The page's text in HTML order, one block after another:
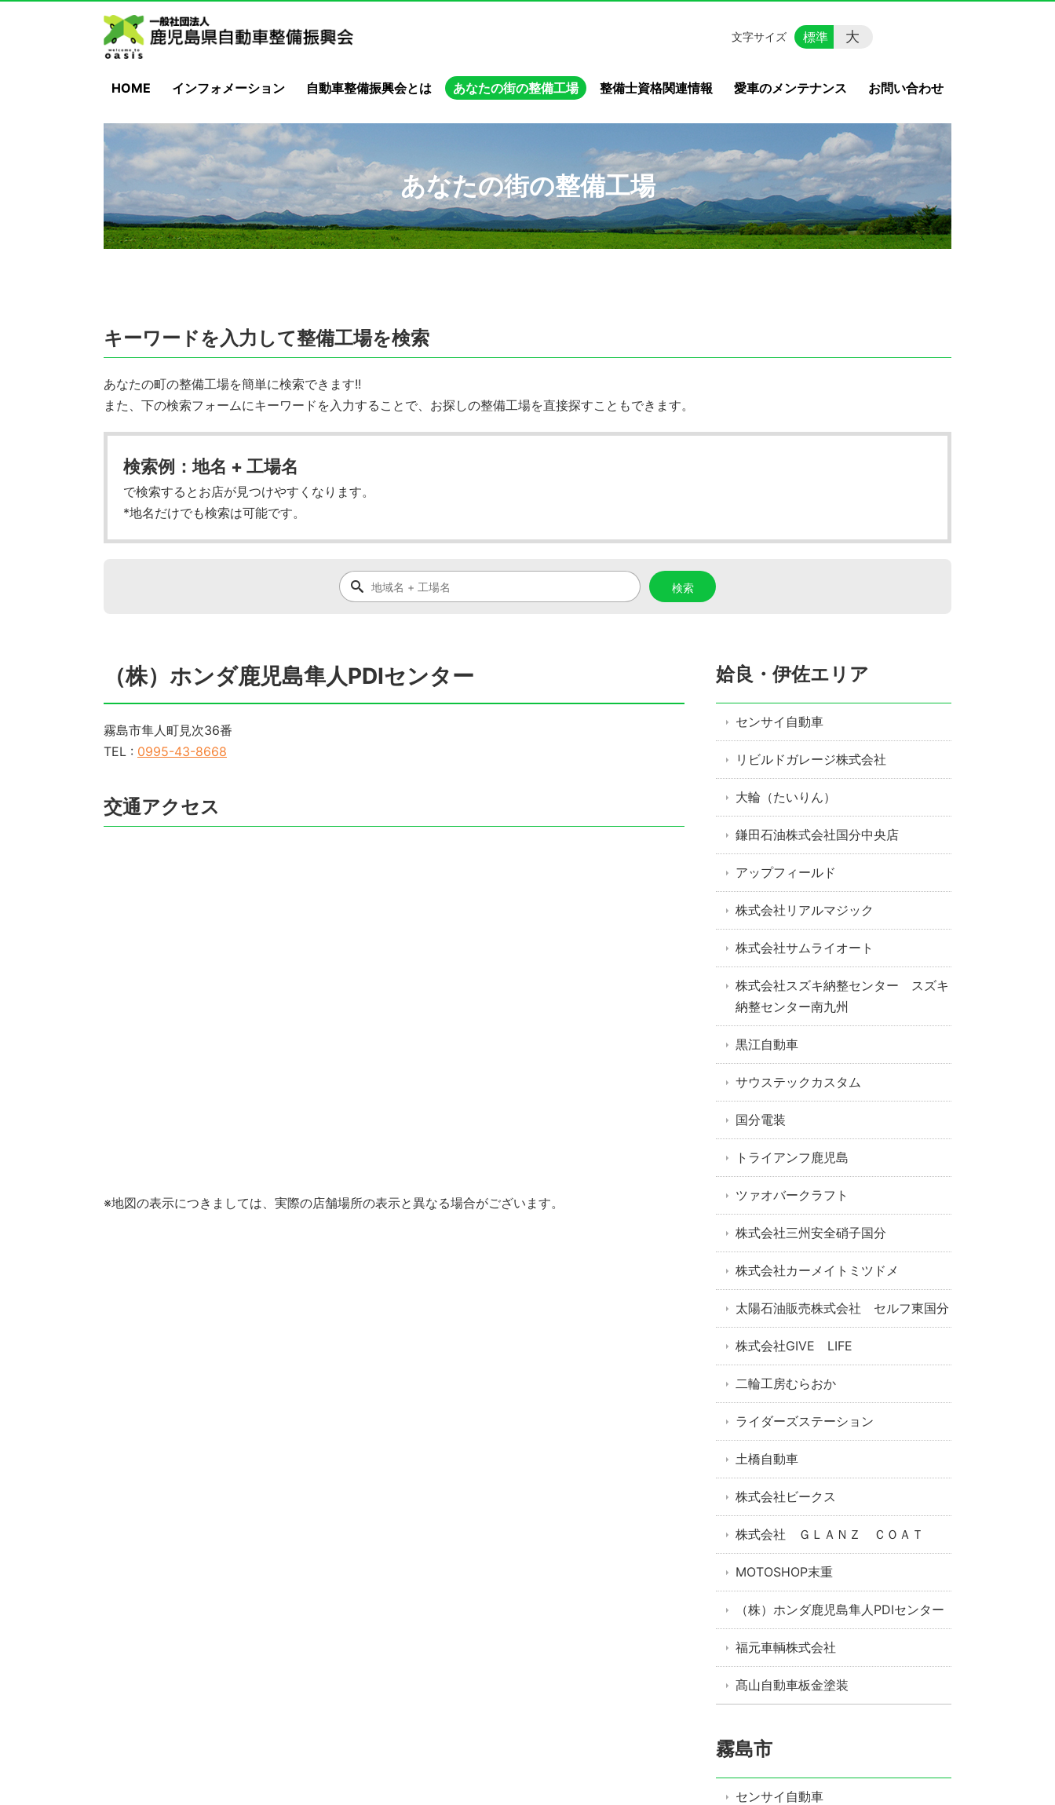
HOME インフォメーション 自動車整備振興会とは あなたの街の整備工場 整備士資格関連情報 愛車のメンテナンス お問い合わせ
文字サイズ 標準 大
あなたの街の整備工場
キーワードを入力して整備工場を検索
あなたの町の整備工場を簡単に検索できます!!
また、下の検索フォームにキーワードを入力することで、お探しの整備工場を直接探すこともできます。
検索例：地名 + 工場名
で検索するとお店が見つけやすくなります。
*地名だけでも検索は可能です。
（株）ホンダ鹿児島隼人PDIセンター
霧島市隼人町見次36番
TEL : 0995-43-8668
交通アクセス
※地図の表示につきましては、実際の店舗場所の表示と異なる場合がございます。
姶良・伊佐エリア
センサイ自動車
リビルドガレージ株式会社
大輪（たいりん）
鎌田石油株式会社国分中央店
アップフィールド
株式会社リアルマジック
株式会社サムライオート
株式会社スズキ納整センター スズキ
納整センター南九州
黒江自動車
サウステックカスタム
国分電装
トライアンフ鹿児島
ツァオバークラフト
株式会社三州安全硝子国分
株式会社カーメイトミツドメ
太陽石油販売株式会社 セルフ東国分
株式会社GIVE LIFE
二輪工房むらおか
ライダーズステーション
土橋自動車
株式会社ビークス
株式会社 ＧＬＡＮＺ ＣＯＡＴ
MOTOSHOP末重
（株）ホンダ鹿児島隼人PDIセンター
福元車輌株式会社
髙山自動車板金塗装
霧島市
センサイ自動車